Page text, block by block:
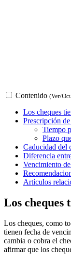
Contenido (Ver/
Los cheques
Prescripción
Tiempo
Plazo
Caducidad del
Diferencia
Vencimiento
Artículos
Los cheques
Los cheques, como
tienen fecha de
cambia o cobra el
afirmar que los